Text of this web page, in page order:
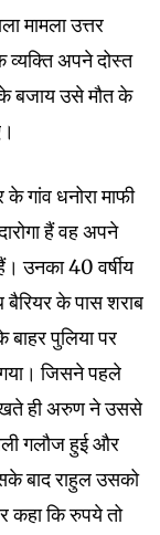
मामला उत्तर
अपने दोस्त
बजाय उसे मौत के
गांव धनोरा माफी
हैं वह अपने
उनका 40 वर्षीय
के पास शराब
बाहर पुलिया पर
जिसने पहले
ही अरुण ने उससे
गलौज हुई और
बाद राहुल उसको
कहा कि रुपये तो